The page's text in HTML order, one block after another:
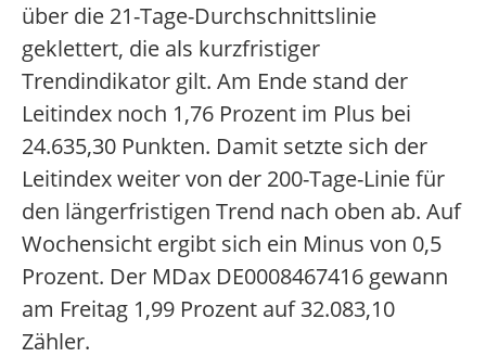
über die 21-Tage-Durchschnittslinie
geklettert, die als kurzfristiger
Trendindikator gilt. Am Ende stand der
Leitindex noch 1,76 Prozent im Plus bei
24.635,30 Punkten. Damit setzte sich der
Leitindex weiter von der 200-Tage-Linie für
den längerfristigen Trend nach oben ab. Auf
Wochensicht ergibt sich ein Minus von 0,5
Prozent. Der MDax DE0008467416 gewann
am Freitag 1,99 Prozent auf 32.083,10
Zähler.